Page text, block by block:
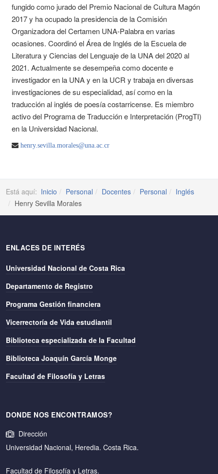
fungido como jurado del Premio Nacional de Cultura Magón
2017 y ha ocupado la presidencia de la Comisión
Organizadora del Certamen UNA-Palabra en varias
ocasiones. Coordinó el Área de Inglés de la Escuela de
Literatura y Ciencias del Lenguaje de la UNA del 2020 al
2021. Actualmente se desempeña como docente e
investigador en la UNA y en la UCR y trabaja en diversas
investigaciones de su especialidad, así como en la
traducción al inglés de poesía costarricense. Es miembro
activo del Programa de Traducción e Interpretación (ProgTI)
en la Universidad Nacional.
henry.sevilla.morales@una.ac.cr
Está aquí: Inicio Personal Docentes Personal
Inglés
Henry Sevilla Morales
ENLACES DE INTERÉS
Universidad Nacional de Costa Rica
Departamento de Registro
Programa Gestión financiera
Vicerrectoría de Vida estudiantil
Biblioteca especializada de la Facultad
Biblioteca Joaquín García Monge
Facultad de Filosofía y Letras
DONDE NOS ENCONTRAMOS?
Dirección
Universidad Nacional, Heredia. Costa Rica.
Facultad de Filosofía y Letras.